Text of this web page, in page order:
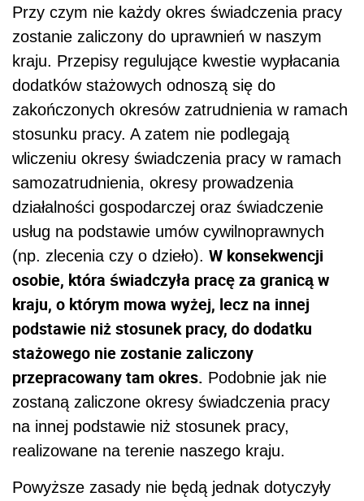
Przy czym nie każdy okres świadczenia pracy
zostanie zaliczony do uprawnień w naszym
kraju. Przepisy regulujące kwestie wypłacania
dodatków stażowych odnoszą się do
zakończonych okresów zatrudnienia w ramach
stosunku pracy. A zatem nie podlegają
wliczeniu okresy świadczenia pracy w ramach
samozatrudnienia, okresy prowadzenia
działalności gospodarczej oraz świadczenie
usług na podstawie umów cywilnoprawnych
(np. zlecenia czy o dzieło). W konsekwencji
osobie, która świadczyła pracę za granicą w
kraju, o którym mowa wyżej, lecz na innej
podstawie niż stosunek pracy, do dodatku
stażowego nie zostanie zaliczony
przepracowany tam okres. Podobnie jak nie
zostaną zaliczone okresy świadczenia pracy
na innej podstawie niż stosunek pracy,
realizowane na terenie naszego kraju.
Powyższe zasady nie będą jednak dotyczyły